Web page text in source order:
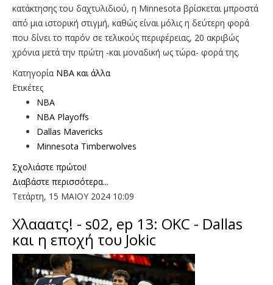
κατάκτησης του δαχτυλιδιού, η Minnesota βρίσκεται μπροστά
από μια ιστορική στιγμή, καθώς είναι μόλις η δεύτερη φορά
που δίνει το παρόν σε τελικούς περιφέρειας, 20 ακριβώς
χρόνια μετά την πρώτη -και μοναδική ως τώρα- φορά της.
Κατηγορία NBA και άλλα
Ετικέτες
NBA
NBA Playoffs
Dallas Mavericks
Minnesota Timberwolves
Σχολιάστε πρώτοι!
Διαβάστε περισσότερα...
Τετάρτη, 15 ΜΑΙΟΥ 2024 10:09
Χλααατς! - s02, ep 13: OKC - Dallas
και η εποχή του Jokic